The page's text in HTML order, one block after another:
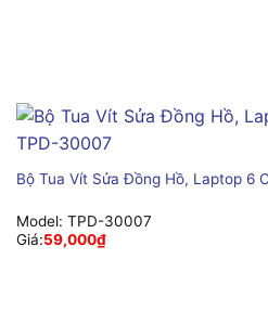
Bộ Tua Vít Sửa Đồng Hồ, Laptop 6
Model: TPD-30007
Giá:59,000₫